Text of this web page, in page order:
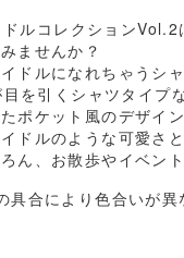
ルコレクション
ませんか？
ドルになれちゃうシ
を引くシャツタイプ
ポケット風のデザイ
ドルのような可愛さ
ん、お散歩やイベン
具合により色合いが異